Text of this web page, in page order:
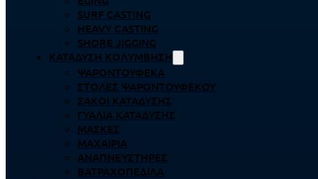
SURF CASTING
HEAVY CASTING
SHORE JIGGING
ΚΑΤΆΔΥΣΗ ΚΟΛΎΜΒΗΣΗ
ΨΑΡΟΝΤΟΎΦΕΚΑ
ΣΤΟΛΈΣ ΨΑΡΟΝΤΟΎΦΕΚΟΥ
ΣΆΚΟΙ ΚΑΤΆΔΥΣΗΣ
ΓΥΑΛΙΆ ΚΑΤΆΔΥΣΗΣ
ΜΆΣΚΕΣ
ΜΑΧΑΊΡΙΑ
ΑΝΑΠΝΕΥΣΤΉΡΕΣ
ΒΑΤΡΑΧΟΠΈΔΙΛΑ